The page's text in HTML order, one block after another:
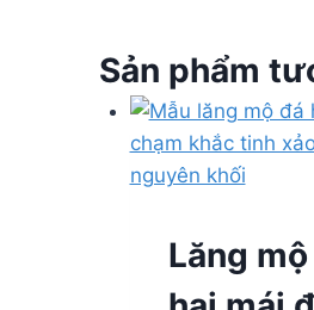
Sản phẩm
Lăng